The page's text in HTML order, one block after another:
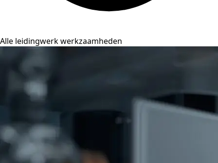
Alle leidingwerk werkzaamheden